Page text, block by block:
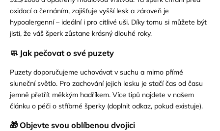
oxidací a černáním, zajišťuje vyšší lesk a zároveň je
hypoalergenní – ideální i pro citlivé uši. Díky tomu si můžete být
jisti, že váš šperk zůstane krásný dlouhé roky.
🧼 Jak pečovat o své puzety
Puzety doporučujeme uchovávat v suchu a mimo přímé
sluneční světlo. Pro zachování jejich lesku je stačí čas od času
jemně přetřít měkkým hadříkem. Více tipů najdete v našem
článku o péči o stříbrné šperky (doplnit odkaz, pokud existuje).
🎁 Objevte svou oblíbenou dvojici